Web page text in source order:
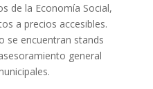
de la Economía Social,
a precios accesibles.
se encuentran stands
general